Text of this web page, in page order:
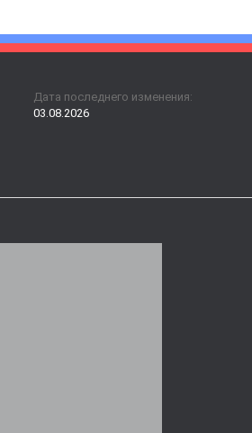
Дата последнего изменения:
03.08.2026